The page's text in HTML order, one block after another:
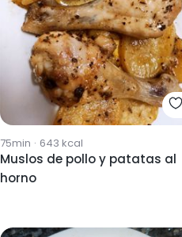
75min · 643 kcal
Muslos de pollo y patatas al
horno